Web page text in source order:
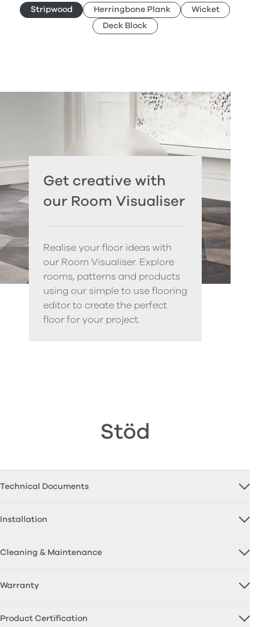
Stripwood Herringbone Plank
Wicket
Deck Block
Get creative with
our Room Visualiser
Realise your floor ideas with
our Room Visualiser. Explore
rooms, patterns and products
using our simple to use flooring
editor to create the perfect
floor for your project.
Stöd
Technical Documents
Installation
Cleaning & Maintenance
Warranty
Product Certification